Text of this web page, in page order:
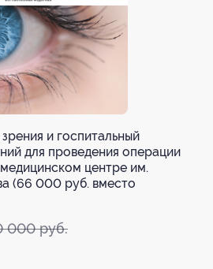
и госпитальный
для проведения операции
центре им.
(66 000 руб. вместо
000 руб.